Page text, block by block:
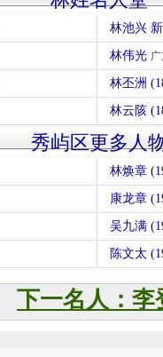
林池兴
林伟光
林丕洲
林云陔
秀屿区更多人
林焕章
康龙章
吴九满
陈文太
下一名人：李